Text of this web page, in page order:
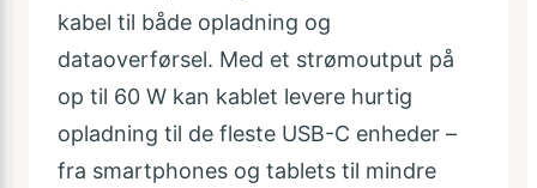
kabel til både opladning og
dataoverførsel. Med et strømoutput på
op til 60 W kan kablet levere hurtig
opladning til de fleste USB-C enheder –
fra smartphones og tablets til mindre